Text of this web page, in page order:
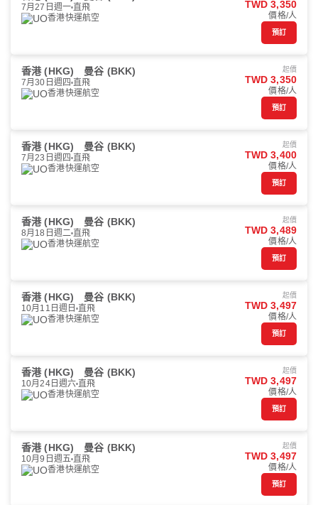
7月27日週一 直飛
香港快運航空
TWD 3,350
價格/人
預訂
香港 (HKG) 曼谷 (BKK)
7月30日週四 直飛
香港快運航空
起價
TWD 3,350
價格/人
預訂
香港 (HKG) 曼谷 (BKK)
7月23日週四 直飛
香港快運航空
起價
TWD 3,400
價格/人
預訂
香港 (HKG) 曼谷 (BKK)
8月18日週二 直飛
香港快運航空
起價
TWD 3,489
價格/人
預訂
香港 (HKG) 曼谷 (BKK)
10月11日週日 直飛
香港快運航空
起價
TWD 3,497
價格/人
預訂
香港 (HKG) 曼谷 (BKK)
10月24日週六 直飛
香港快運航空
起價
TWD 3,497
價格/人
預訂
香港 (HKG) 曼谷 (BKK)
10月9日週五 直飛
香港快運航空
起價
TWD 3,497
價格/人
預訂